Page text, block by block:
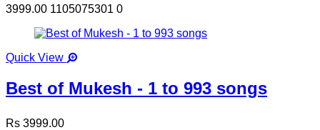
3999.00 1105075301 0
Quick View
Best of Mukesh - 1 to 993 songs
Rs 3999.00